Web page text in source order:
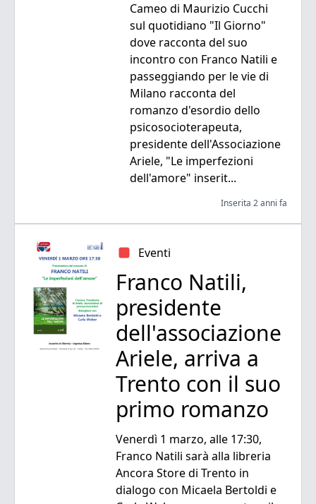
Cameo di Maurizio Cucchi
sul quotidiano "Il Giorno"
dove racconta del suo
incontro con Franco Natili e
passeggiando per le vie di
Milano racconta del
romanzo d'esordio dello
psicosocioterapeuta,
presidente dell'Associazione
Ariele, "Le imperfezioni
dell'amore" inserit...
Inserita 2 anni fa
Eventi
Franco Natili,
presidente
dell'associazione
Ariele, arriva a
Trento con il suo
primo romanzo
Venerdì 1 marzo, alle 17:30,
Franco Natili sarà alla libreria
Ancora Store di Trento in
dialogo con Micaela Bertoldi e